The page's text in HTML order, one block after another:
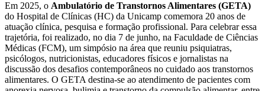
Em 2025, o Ambulatório de Transtornos Alimentares (GETA)
do Hospital de Clínicas (HC) da Unicamp comemora 20 anos de
atuação clínica, pesquisa e formação profissional. Para celebrar essa
trajetória, foi realizado, no dia 7 de junho, na Faculdade de Ciências
Médicas (FCM), um simpósio na área que reuniu psiquiatras,
psicólogos, nutricionistas, educadores físicos e jornalistas na
discussão dos desafios contemporâneos no cuidado aos transtornos
alimentares. O GETA destina-se ao atendimento de pacientes com